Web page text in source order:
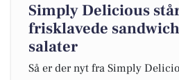
Simply Delicious
frisklavede
salater
Så er der nyt fra Simply